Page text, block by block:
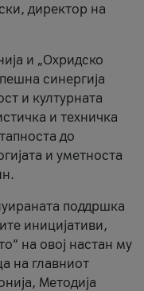
директор на
и „Охридско
синергија
и културната
и техничка
до
и уметноста
поддршка
иницијативи,
на овој настан му
на главниот
Методија